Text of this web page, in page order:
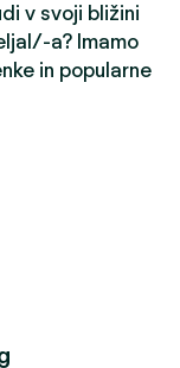
v svoji bližini
a? Imamo
in popularne